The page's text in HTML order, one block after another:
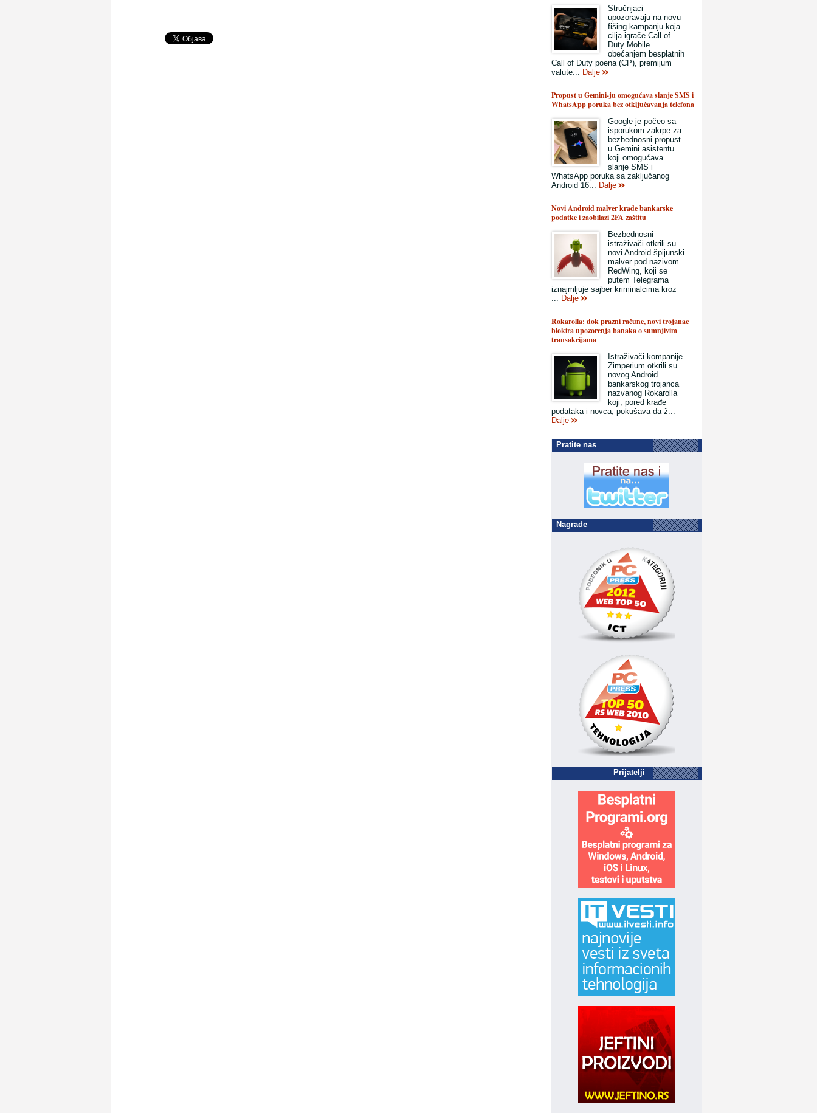
Stručnjaci
upozoravaju na novu
fišing kampanju koja
cilja igrače Call of
Duty Mobile
obećanjem besplatnih
Call of Duty poena (CP), premijum
valute... Dalje
Propust u Gemini-ju omogućava slanje SMS i
WhatsApp poruka bez otključavanja telefona
Google je počeo sa
isporukom zakrpe za
bezbednosni propust
u Gemini asistentu
koji omogućava
slanje SMS i
WhatsApp poruka sa zaključanog
Android 16... Dalje
Novi Android malver krade bankarske
podatke i zaobilazi 2FA zaštitu
Bezbednosni
istraživači otkrili su
novi Android špijunski
malver pod nazivom
RedWing, koji se
putem Telegrama
iznajmljuje sajber kriminalcima kroz
... Dalje
Rokarolla: dok prazni račune, novi trojanac
blokira upozorenja banaka o sumnjivim
transakcijama
Istraživači kompanije
Zimperium otkrili su
novog Android
bankarskog trojanca
nazvanog Rokarolla
koji, pored krađe
podataka i novca, pokušava da ž...
Dalje
Pratite nas
Nagrade
Prijatelji